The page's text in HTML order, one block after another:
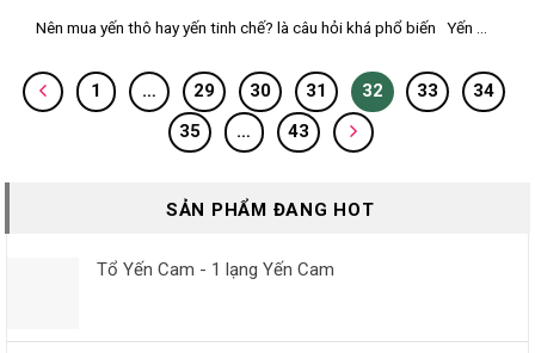
Nên mua yến thô hay yến tinh chế? là câu hỏi khá phổ biến Yến ...
1 … 29 30 31 32 33
34
35
… 43
SẢN PHẨM ĐANG HOT
Tổ Yến Cam - 1 lạng Yến Cam